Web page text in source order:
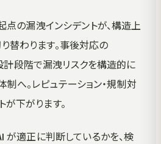
点の漏洩インシデントが、構造上
替わります。事後対応の
段階で漏洩リスクを構造的に
へ。レピュテーション・規制対
下がります。
が適正に判断しているかを、検